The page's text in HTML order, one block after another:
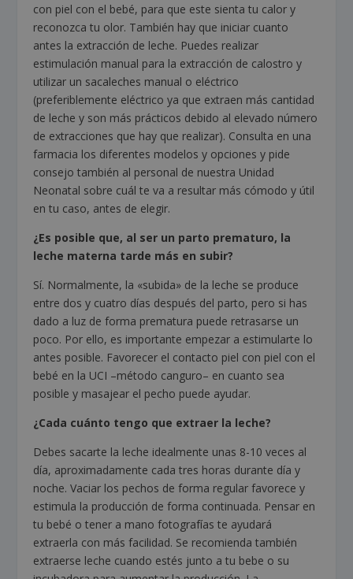
con piel con el bebé, para que este sienta tu calor y
reconozca tu olor. También hay que iniciar cuanto
antes la extracción de leche. Puedes realizar
estimulación manual para la extracción de calostro y
utilizar un sacaleches manual o eléctrico
(preferiblemente eléctrico ya que extraen más cantidad
de leche y son más prácticos debido al elevado número
de extracciones que hay que realizar). Consulta en una
farmacia los diferentes modelos y opciones y pide
consejo también al personal de nuestra Unidad
Neonatal sobre cuál te va a resultar más cómodo y útil
en tu caso, antes de elegir.
¿Es posible que, al ser un parto prematuro, la
leche materna tarde más en subir?
Sí. Normalmente, la «subida» de la leche se produce
entre dos y cuatro días después del parto, pero si has
dado a luz de forma prematura puede retrasarse un
poco. Por ello, es importante empezar a estimularte lo
antes posible. Favorecer el contacto piel con piel con el
bebé en la UCI –método canguro– en cuanto sea
posible y masajear el pecho puede ayudar.
¿Cada cuánto tengo que extraer la leche?
Debes sacarte la leche idealmente unas 8-10 veces al
día, aproximadamente cada tres horas durante día y
noche. Vaciar los pechos de forma regular favorece y
estimula la producción de forma continuada. Pensar en
tu bebé o tener a mano fotografías te ayudará
extraerla con más facilidad. Se recomienda también
extraerse leche cuando estés junto a tu bebe o su